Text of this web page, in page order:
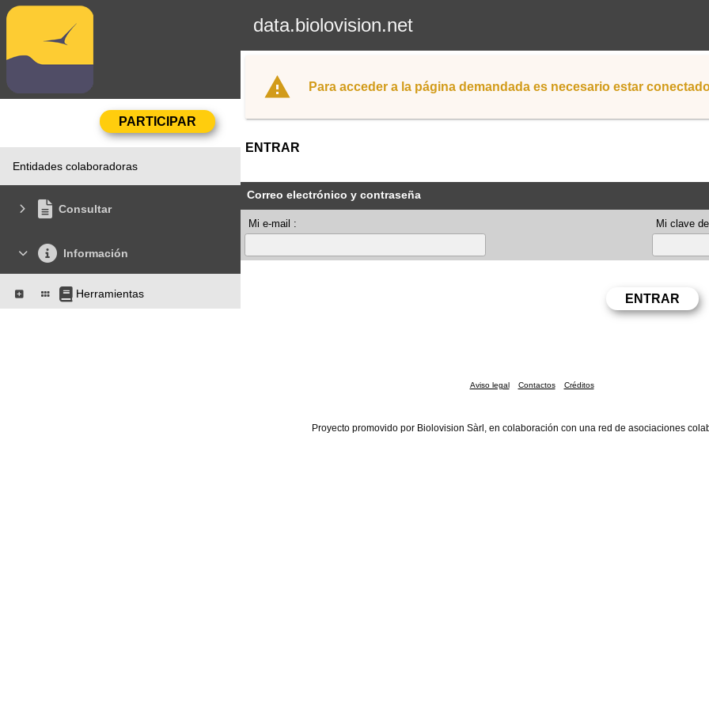
data.biolovision.net
Entidades colaboradoras
Consultar
Información
Herramientas
Para acceder a la página demandada es necesario estar
ENTRAR
Correo electrónico y contraseña
Mi e-mail : Mi clave
Aviso legal Contactos Créditos
Proyecto promovido por Biolovision Sàrl, en colaboración con una red de asociaciones